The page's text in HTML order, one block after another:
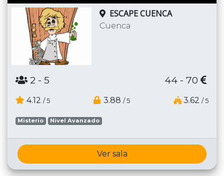
ESCAPE CUENCA
Cuenca
2 - 5 44 - 70
4.12 / 5 3.88 / 5 3.62 / 5
Misterio Nivel Avanzado
Ver sala